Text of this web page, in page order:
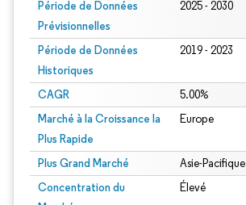
Période de Données
Prévisionnelles
2025 - 2030
Période de Données
Historiques
2019 - 2023
CAGR 5.00%
Marché à la Croissance la
Plus Rapide
Europe
Plus Grand Marché Asie-Pacifique
Concentration du
Élevé